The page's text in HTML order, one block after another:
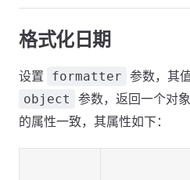
格式化日期
设置 formatter 参数，其
object
参数，返回一个对
的属性一致，其属性如下：